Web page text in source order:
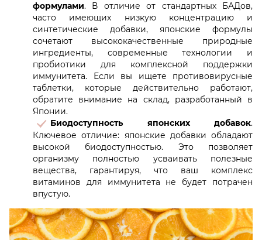
формулами. В отличие от стандартных БАДов,
часто имеющих низкую концентрацию и
синтетические добавки, японские формулы
сочетают высококачественные природные
ингредиенты, современные технологии и
пробиотики для комплексной поддержки
иммунитета. Если вы ищете противовирусные
таблетки, которые действительно работают,
обратите внимание на склад, разработанный в
Японии.
Биодоступность японских добавок.
Ключевое отличие: японские добавки обладают
высокой биодоступностью. Это позволяет
организму полностью усваивать полезные
вещества, гарантируя, что ваш комплекс
витаминов для иммунитета не будет потрачен
впустую.